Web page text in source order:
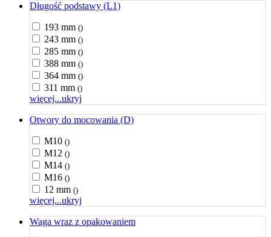
Długość podstawy (L1)
193 mm ()
243 mm ()
285 mm ()
388 mm ()
364 mm ()
311 mm ()
więcej...ukryj
Otwory do mocowania (D)
M10 ()
M12 ()
M14 ()
M16 ()
12 mm ()
więcej...ukryj
Waga wraz z opakowaniem